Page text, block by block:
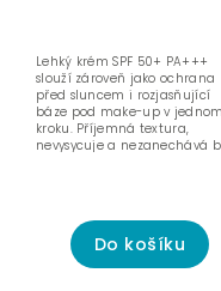
Do košíku
Lehký krém SPF 50+ PA+++
slouží zároveň jako ochrana
před sluncem i rozjasňující
báze pod make-up v jednom
kroku. Příjemná textura,
nevysycuje a nezanechává